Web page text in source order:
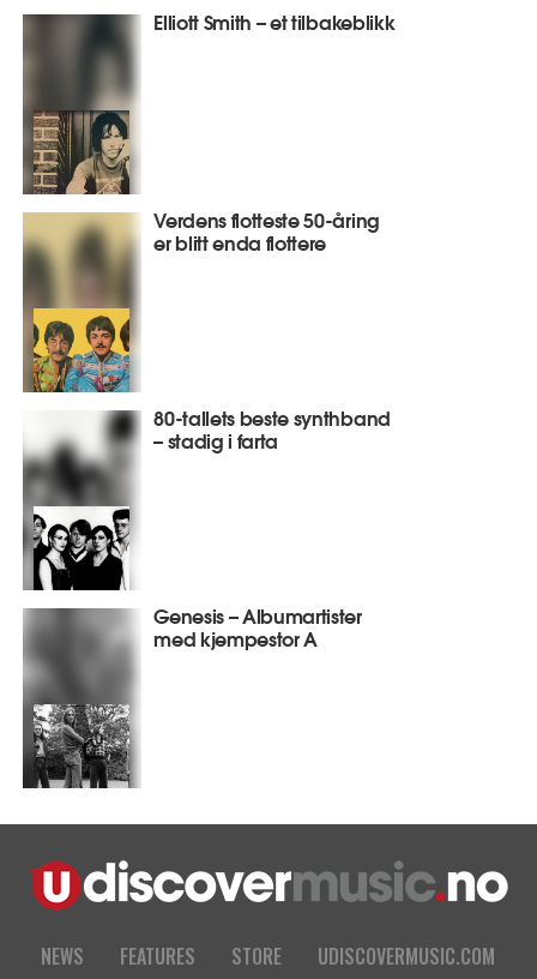
Elliott Smith – et tilbakeblikk
Verdens flotteste 50-åring
er blitt enda flottere
80-tallets beste synthband
– stadig i farta
Genesis – Albumartister
med kjempestor A
NEWS FEATURES STORE UDISCOVERMUSIC.COM